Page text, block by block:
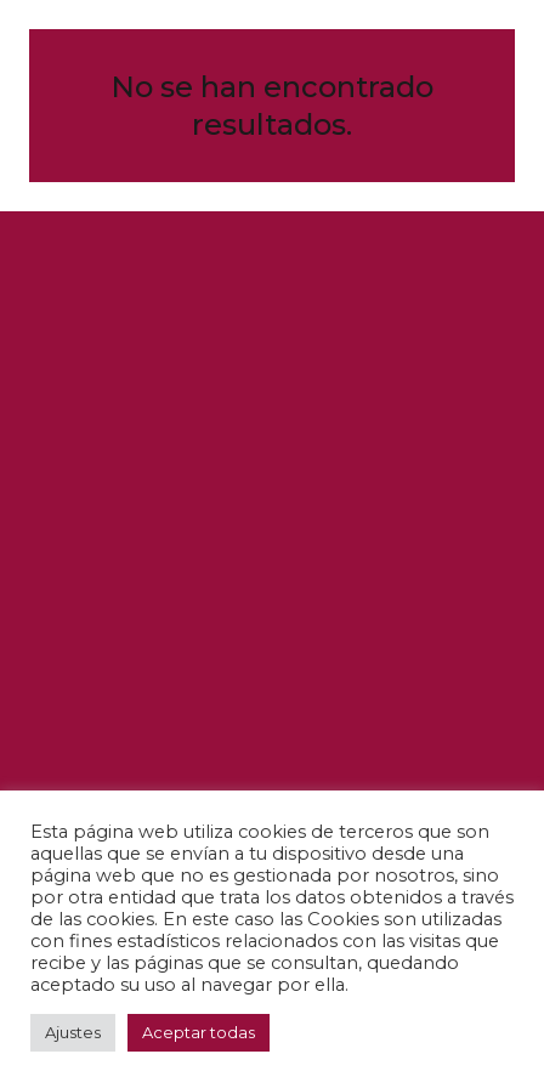
No se han encontrado
resultados.
Esta página web utiliza cookies de terceros que son
aquellas que se envían a tu dispositivo desde una
página web que no es gestionada por nosotros, sino
por otra entidad que trata los datos obtenidos a través
de las cookies. En este caso las Cookies son utilizadas
con fines estadísticos relacionados con las visitas que
recibe y las páginas que se consultan, quedando
aceptado su uso al navegar por ella.
Ajustes Aceptar todas